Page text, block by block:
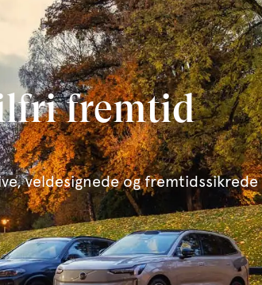
fremtid
veldesignede og fremtidssikrede